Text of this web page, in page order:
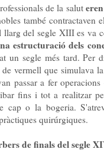
de la salut
també contractaven
llarg del segle XIII es va
estructuració dels
un segle més tard. Per
vermell que simulava
passar a fer
fins i tot a realitzar
cap o la bogeria.
quirúrgiques.
de finals del segle